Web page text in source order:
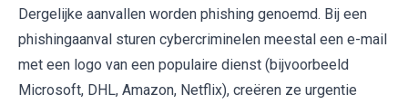
Dergelijke aanvallen worden phishing genoemd. Bij een
phishingaanval sturen cybercriminelen meestal een e-mail
met een logo van een populaire dienst (bijvoorbeeld
Microsoft, DHL, Amazon, Netflix), creëren ze urgentie